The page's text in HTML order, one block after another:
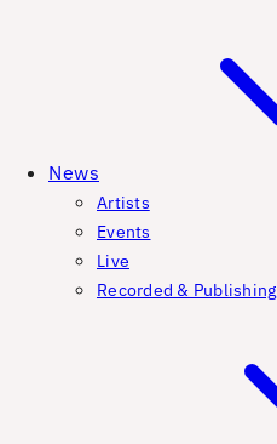
News
Artists
Events
Live
Recorded & Publishing